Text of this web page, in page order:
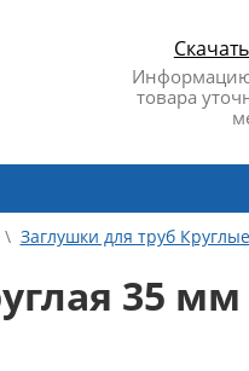
товара
Заглушки для труб Круглые
35